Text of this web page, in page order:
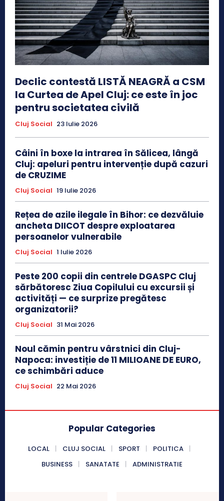
Declic contestă LISTĂ NEAGRĂ a CSM
la Curtea de Apel Cluj: ce este în joc
pentru societatea civilă
Cluj Social 23 Iulie 2026
Câini în boxe la intrarea în Sălicea, lângă
Cluj: apeluri pentru intervenție după cazuri
de CRUZIME
Cluj Social 19 Iulie 2026
Rețea de azile ilegale în Bihor: ce dezvăluie
ancheta DIICOT despre exploatarea
persoanelor vulnerabile
Cluj Social 1 Iulie 2026
Peste 200 copii din centrele DGASPC Cluj
sărbătoresc Ziua Copilului cu excursii și
activități — ce surprize pregătesc
organizatorii?
Cluj Social 31 Mai 2026
Noul cămin pentru vârstnici din Cluj-
Napoca: investiție de 11 MILIOANE DE EURO,
ce schimbări aduce
Cluj Social 22 Mai 2026
Popular Categories
LOCAL CLUJ SOCIAL SPORT
POLITICA
BUSINESS
SANATATE ADMINISTRATIE